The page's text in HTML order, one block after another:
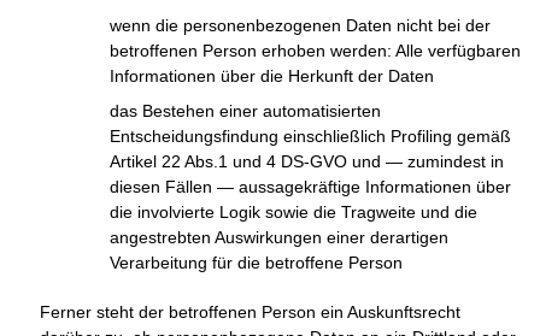
wenn die personenbezogenen Daten nicht bei der
betroffenen Person erhoben werden: Alle verfügbaren
Informationen über die Herkunft der Daten
das Bestehen einer automatisierten
Entscheidungsfindung einschließlich Profiling gemäß
Artikel 22 Abs.1 und 4 DS-GVO und — zumindest in
diesen Fällen — aussagekräftige Informationen über
die involvierte Logik sowie die Tragweite und die
angestrebten Auswirkungen einer derartigen
Verarbeitung für die betroffene Person
Ferner steht der betroffenen Person ein Auskunftsrecht